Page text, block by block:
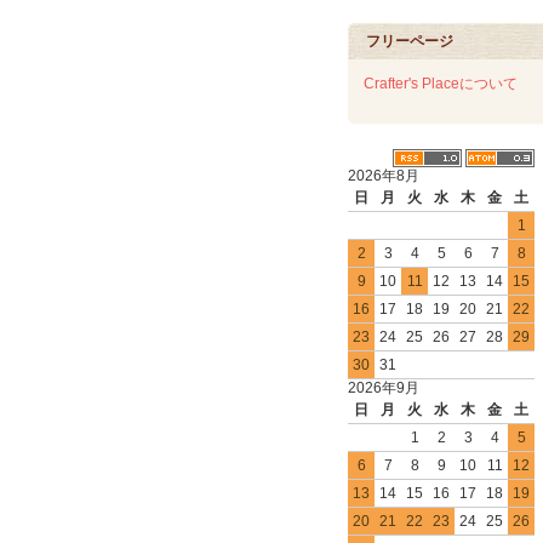
フリーページ
Crafter's Placeについて
2026年8月
日
月 火 水 木 金
土
1
2
3 4 5 6 7
8
9
10 11 12 13 14
15
16
17 18 19 20 21
22
23
24 25 26 27 28 29
30 31
2026年9月
日
月 火 水 木 金
土
1
2 3 4
5
6
7 8 9 10 11
12
13
14 15 16 17 18
19
20 21 22 23 24 25
26